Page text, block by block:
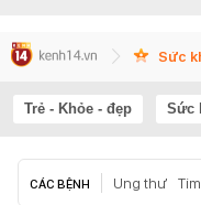
Sức
Trẻ - Khỏe - đẹp Sức
CÁC BỆNH Ung thư